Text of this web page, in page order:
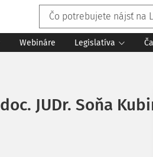
Webináre Legislatíva
doc. JUDr. Soňa